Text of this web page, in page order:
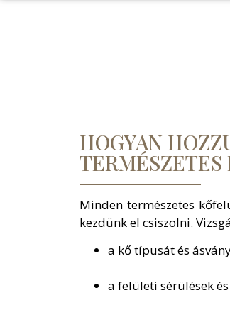
HOGYAN
Minden természetes
kezdünk el csiszolni.
a kő típusát és
a felületi sérülések